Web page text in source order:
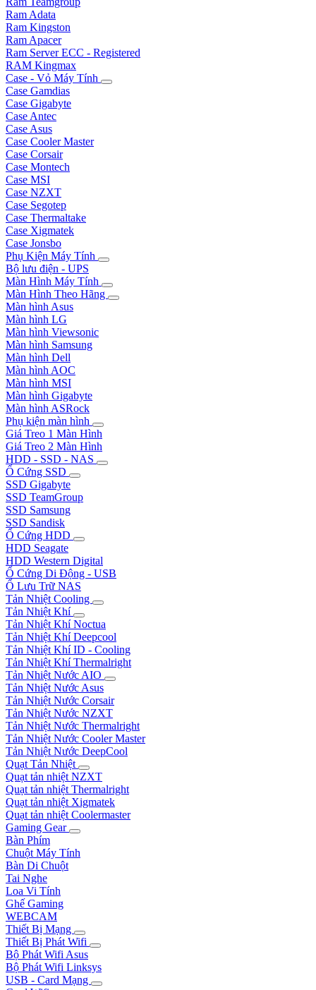
Ram Adata
Ram Kingston
Ram Apacer
Ram Server ECC - Registered
RAM Kingmax
Case - Vỏ Máy Tính
Case Gamdias
Case Gigabyte
Case Antec
Case Asus
Case Cooler Master
Case Corsair
Case Montech
Case MSI
Case NZXT
Case Segotep
Case Thermaltake
Case Xigmatek
Case Jonsbo
Phụ Kiện Máy Tính
Bộ lưu điện - UPS
Màn Hình Máy Tính
Màn Hình Theo Hãng
Màn hình Asus
Màn hình LG
Màn hình Viewsonic
Màn hình Samsung
Màn hình Dell
Màn hình AOC
Màn hình MSI
Màn hình Gigabyte
Màn hình ASRock
Phụ kiện màn hình
Giá Treo 1 Màn Hình
Giá Treo 2 Màn Hình
HDD - SSD - NAS
Ổ Cứng SSD
SSD Gigabyte
SSD TeamGroup
SSD Samsung
SSD Sandisk
Ổ Cứng HDD
HDD Seagate
HDD Western Digital
Ổ Cứng Di Động - USB
Ổ Lưu Trữ NAS
Tản Nhiệt Cooling
Tản Nhiệt Khí
Tản Nhiệt Khí Noctua
Tản Nhiệt Khí Deepcool
Tản Nhiệt Khí ID - Cooling
Tản Nhiệt Khí Thermalright
Tản Nhiệt Nước AIO
Tản Nhiệt Nước Asus
Tản Nhiệt Nước Corsair
Tản Nhiệt Nước NZXT
Tản Nhiệt Nước Thermalright
Tản Nhiệt Nước Cooler Master
Tản Nhiệt Nước DeepCool
Quạt Tản Nhiệt
Quạt tản nhiệt NZXT
Quạt tản nhiệt Thermalright
Quạt tản nhiệt Xigmatek
Quạt tản nhiệt Coolermaster
Gaming Gear
Bàn Phím
Chuột Máy Tính
Bàn Di Chuột
Tai Nghe
Loa Vi Tính
Ghế Gaming
WEBCAM
Thiết Bị Mạng
Thiết Bị Phát Wifi
Bộ Phát Wifi Asus
Bộ Phát Wifi Linksys
USB - Card Mạng